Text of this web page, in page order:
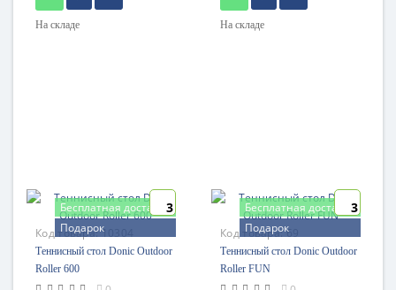
На складе На складе
Бесплатная доставка
Подарок
3
Код товара:10304
Теннисный стол Donic Outdoor
Roller 600
Бесплатная доставка
Подарок
3
Код товара:69
Теннисный стол Donic Outdoor
Roller FUN